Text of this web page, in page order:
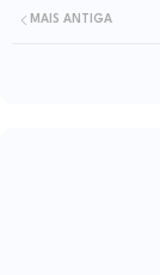
MAIS ANTIGA